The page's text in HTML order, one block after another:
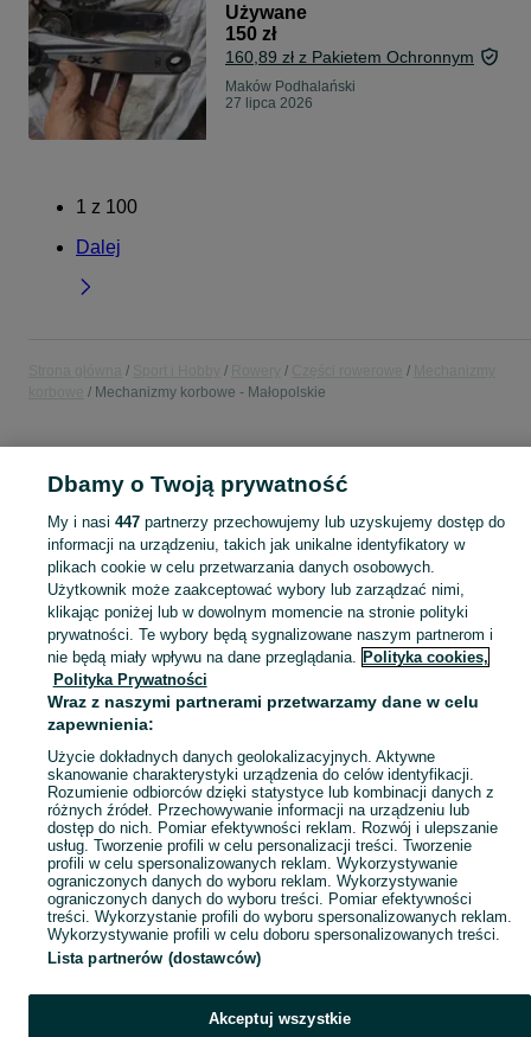
Używane
150 zł
160,89 zł z Pakietem Ochronnym
Maków Podhalański
27 lipca 2026
1 z 100
Dalej
Mechanizmy korbowe - Małopolskie
KATEGORIA
Mapa kategorii
Mapa miejscowości
Mapa ministron
Popularne wyszukiwania
Dbamy o Twoją prywatność
My i nasi 447partnerzy przechowujemy lub uzyskujemy dostęp do
informacji na urządzeniu, takich jak unikalne identyfikatory w
plikach cookie w celu przetwarzania danych osobowych.
Użytkownik może zaakceptować wybory lub zarządzać nimi,
klikając poniżej lub w dowolnym momencie na stronie polityki
prywatności. Te wybory będą sygnalizowane naszym partnerom i
nie będą miały wpływu na dane przeglądania. Polityka cookies,
Polityka Prywatności
Wraz z naszymi partnerami przetwarzamy dane w celu
zapewnienia:
Użycie dokładnych danych geolokalizacyjnych. Aktywne
skanowanie charakterystyki urządzenia do celów identyfikacji.
Rozumienie odbiorców dzięki statystyce lub kombinacji danych z
różnych źródeł. Przechowywanie informacji na urządzeniu lub
dostęp do nich. Pomiar efektywności reklam. Rozwój i ulepszanie
usług. Tworzenie profili w celu personalizacji treści. Tworzenie
profili w celu spersonalizowanych reklam. Wykorzystywanie
ograniczonych danych do wyboru reklam. Wykorzystywanie
ograniczonych danych do wyboru treści. Pomiar efektywności
treści. Wykorzystanie profili do wyboru spersonalizowanych reklam.
Wykorzystywanie profili w celu doboru spersonalizowanych treści.
Lista partnerów (dostawców)
Akceptuj wszystkie